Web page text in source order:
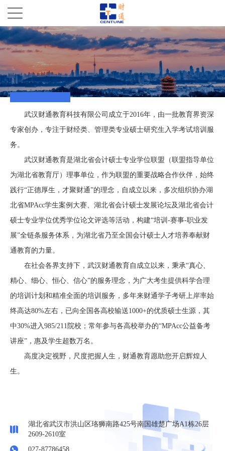
武汉财通教育科技有限公司成立于2016年，由一批教育界资深
专家创办，专注于财经类、管理类专业硕士研究生入学考试培训服
务。
武汉财通教育是湖北省会计硕士专业学位联盟（联盟指导单位
为湖北省教育厅）理事单位，作为联盟的重要战略合作伙伴，始终
践行“正德厚生，才聚财通”的理念，自成立以来，多次组织协办湖
北省MPAcc学生案例大赛、湖北省会计硕士发展论坛及湖北省会计
硕士专业学位优秀学位论文评选等活动，构建“培训-赛事-职业发
展”全链条服务体系，为湖北省乃至全国会计硕士人才培养奉献财
通教育的力量。
在社会各界支持下，武汉财通教育自成立以来，秉承“真心、
精心、细心、恒心、信心”的服务理念，为广大考生提供科学合理
的培训计划和精准全面的培训服务，多年来财通学子考研上岸率始
终高达80%左右，已向全国各高校输送1000+的优质硕士生源，其
中30%进入985/211院校；常年参与各高校举办的“MPAcc公益备考
讲座”，惠及学生超数万名。
高度决定视野，尺度把握人生，财通教育愿助您开启辉煌人
生。
湖北省武汉市洪山区珞狮南路425号南国雄楚广场A1栋26层
2609-2610室
027-87786458